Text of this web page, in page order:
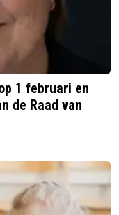
1 februari en
de Raad van